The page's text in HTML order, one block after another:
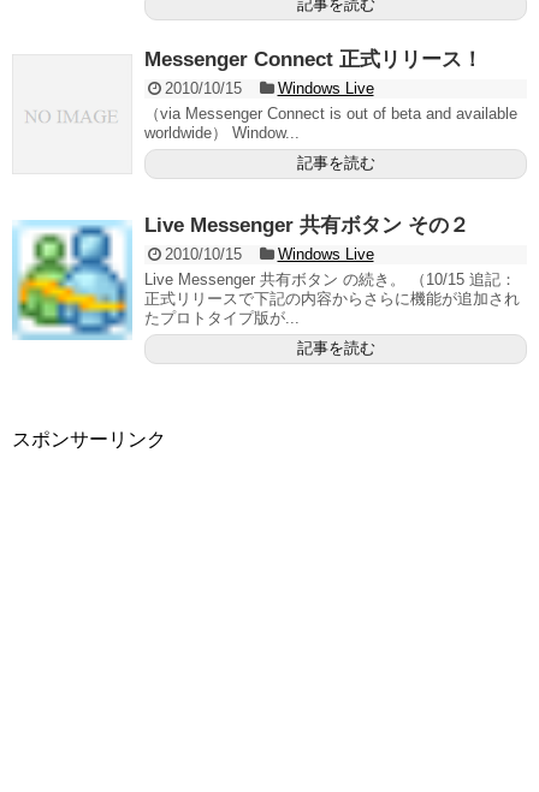
記事を読む
Messenger Connect 正式リリース！
2010/10/15
Windows Live
（via Messenger Connect is out of beta and available
worldwide） Window...
記事を読む
Live Messenger 共有ボタン その２
2010/10/15
Windows Live
Live Messenger 共有ボタン の続き。 （10/15 追記：
正式リリースで下記の内容からさらに機能が追加され
たプロトタイプ版が...
記事を読む
スポンサーリンク